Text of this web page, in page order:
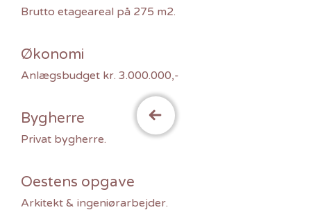
Brutto etageareal på 275 m2.
Økonomi
Anlægsbudget kr. 3.000.000,-
Bygherre
Privat bygherre.
Oestens opgave
Arkitekt & ingeniørarbejder.